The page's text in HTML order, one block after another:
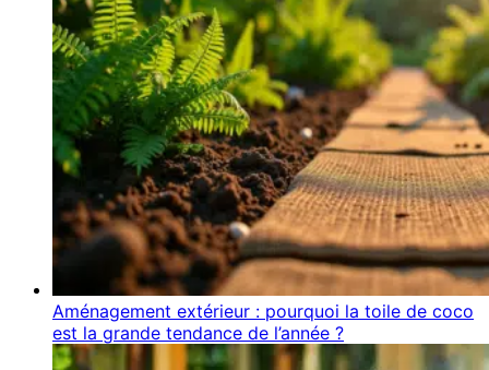
Aménagement extérieur : pourquoi la toile de coco
est la grande tendance de l’année ?